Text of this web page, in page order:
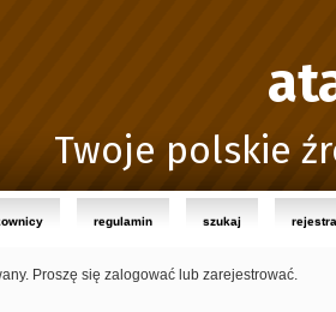
Twoje polskie
regulamin szukaj
Proszę się zalogować lub zarejestrować.